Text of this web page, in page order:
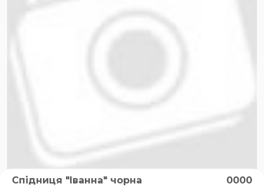
Спідниця "Іванна" чорна 0000